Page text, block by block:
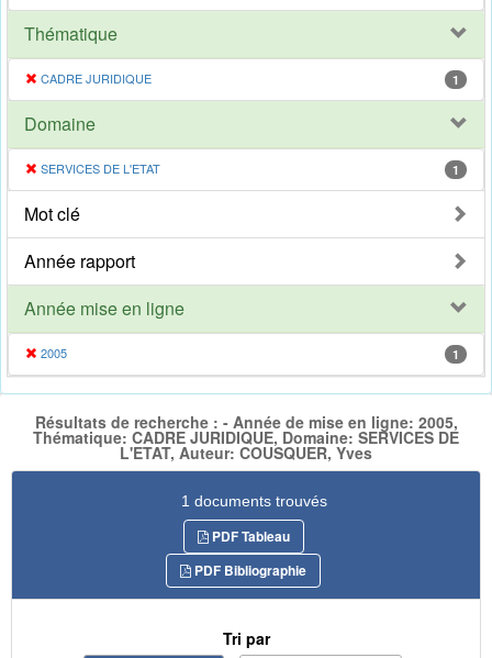
Thématique
CADRE JURIDIQUE 1
Domaine
SERVICES DE L'ETAT 1
Mot clé
Année rapport
Année mise en ligne
2005 1
Résultats de recherche : - Année de mise en ligne: 2005,
Thématique: CADRE JURIDIQUE, Domaine: SERVICES DE
L'ETAT, Auteur: COUSQUER, Yves
1 documents trouvés
PDF Tableau
PDF Bibliographie
Tri par